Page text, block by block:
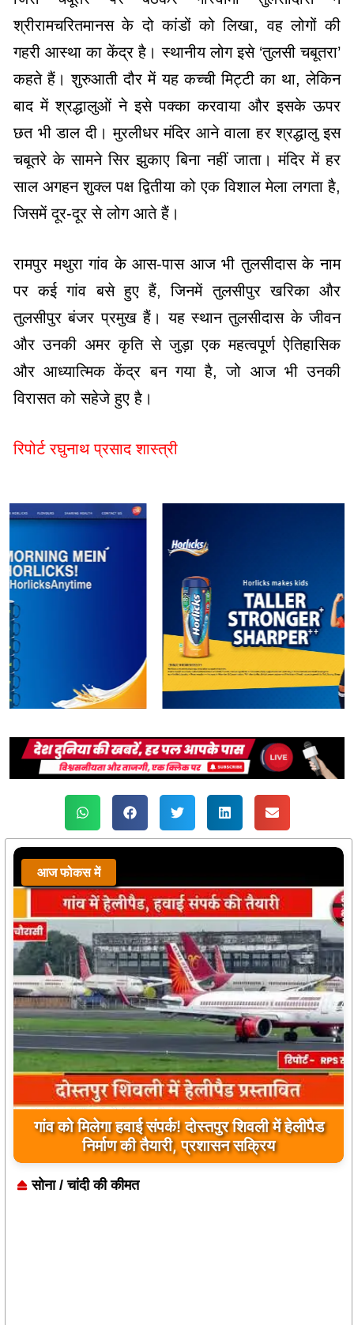
श्रीरामचरितमानस के दो कांडों को लिखा, वह लोगों की
गहरी आस्था का केंद्र है। स्थानीय लोग इसे ‘तुलसी चबूतरा’
कहते हैं। शुरुआती दौर में यह कच्ची मिट्टी का था, लेकिन
बाद में श्रद्धालुओं ने इसे पक्का करवाया और इसके ऊपर
छत भी डाल दी। मुरलीधर मंदिर आने वाला हर श्रद्धालु इस
चबूतरे के सामने सिर झुकाए बिना नहीं जाता। मंदिर में हर
साल अगहन शुक्ल पक्ष द्वितीया को एक विशाल मेला लगता है,
जिसमें दूर-दूर से लोग आते हैं।
रामपुर मथुरा गांव के आस-पास आज भी तुलसीदास के नाम
पर कई गांव बसे हुए हैं, जिनमें तुलसीपुर खरिका और
तुलसीपुर बंजर प्रमुख हैं। यह स्थान तुलसीदास के जीवन
और उनकी अमर कृति से जुड़ा एक महत्वपूर्ण ऐतिहासिक
और आध्यात्मिक केंद्र बन गया है, जो आज भी उनकी
विरासत को सहेजे हुए है।
रिपोर्ट रघुनाथ प्रसाद शास्त्री
आज फोकस में
यूपी के बहराइच में बड़ा हादसा, कौड़ियाला नदी में नाव
पलटी, 17 लापता, एक का शव मिला
सोना / चांदी की कीमत